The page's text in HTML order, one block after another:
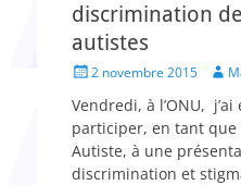
discrimination
autistes
Posted2 novembre 2015
Vendredi, à l’ONU, j’ai
participer, en tant que
Autiste, à une
discrimination et